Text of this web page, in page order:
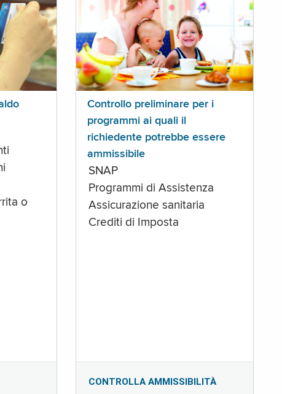
o
Controllo preliminare per i
programmi ai quali il
richiedente potrebbe essere
ammissibile
SNAP
Programmi di Assistenza
Assicurazione sanitaria
Crediti di Imposta
CONTROLLA AMMISSIBILITÀ